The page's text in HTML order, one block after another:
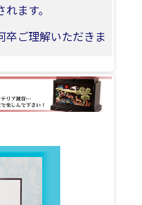
ます。
卒ご理解いただきま